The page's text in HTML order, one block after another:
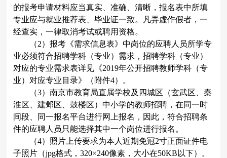
的报考申请材料应当真实、准确、清晰，报名表中所填
专业应与就业推荐表、毕业证一致。凡弄虚作假者，一
经查实，一律取消考试或聘用资格。
（2）报考《需求信息表》中岗位的应聘人员所学专
业必须符合招聘学科（专业）需求，招聘学科（专业）
对应的专业需求表详见《2019年公开招聘教师学科（专
业）对应专业目录》（附件4）。
（3）南京市教育局直属学校及四城区（玄武区、秦
淮区、建邺区、鼓楼区）中小学的教师招聘，在同一时
间段、同一报名平台进行网上报名，因此，符合招聘条
件的应聘人员只能选择其中一个岗位进行报名。
（4）照片上传要求为本人近期免冠2寸正面证件电
子照片（jpg格式，320×240像素，大小在50KB 以下）。